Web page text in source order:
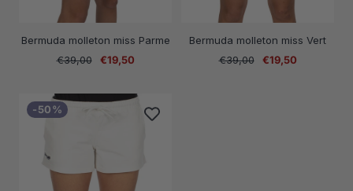
Bermuda molleton miss Parme
Prix
€39,00
Prix
vente
€19,50
Bermuda molleton miss Vert
Prix
€39,00
Prix
€19,50
-50%